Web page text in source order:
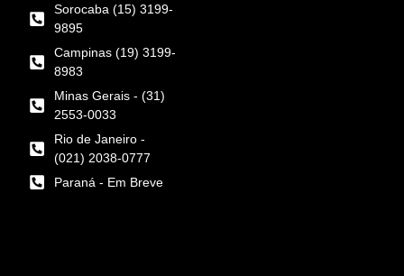
Sorocaba (15) 3199-
9895
Campinas (19) 3199-
8983
Minas Gerais - (31)
2553-0033
Rio de Janeiro -
(021) 2038-0777
Paraná - Em Breve